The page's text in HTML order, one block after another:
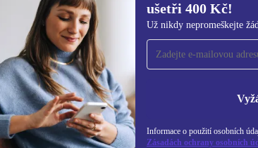
ušetři 400 Kč!
Už nikdy nepromeškejte
Informace o použití osobních
Zásadách ochrany osobních
Přihlas se k odběru našich
ušetři 400 Kč!
Už nikdy nepromeškej žádnou
REFURBED ČESKO - RETHINK NEW.